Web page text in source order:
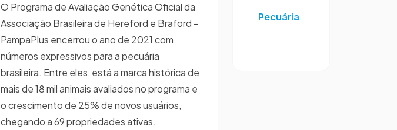
O Programa de Avaliação Genética Oficial da
Associação Brasileira de Hereford e Braford –
PampaPlus encerrou o ano de 2021 com
números expressivos para a pecuária
brasileira. Entre eles, está a marca histórica de
mais de 18 mil animais avaliados no programa e
o crescimento de 25% de novos usuários,
chegando a 69 propriedades ativas.
Pecuária